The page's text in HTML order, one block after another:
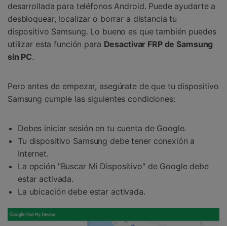
desarrollada para teléfonos Android. Puede ayudarte a
desbloquear, localizar o borrar a distancia tu
dispositivo Samsung. Lo bueno es que también puedes
utilizar esta función para Desactivar FRP de Samsung
sin PC.
Pero antes de empezar, asegúrate de que tu dispositivo
Samsung cumple las siguientes condiciones:
Debes iniciar sesión en tu cuenta de Google.
Tu dispositivo Samsung debe tener conexión a
Internet.
La opción "Buscar Mi Dispositivo" de Google debe
estar activada.
La ubicación debe estar activada.